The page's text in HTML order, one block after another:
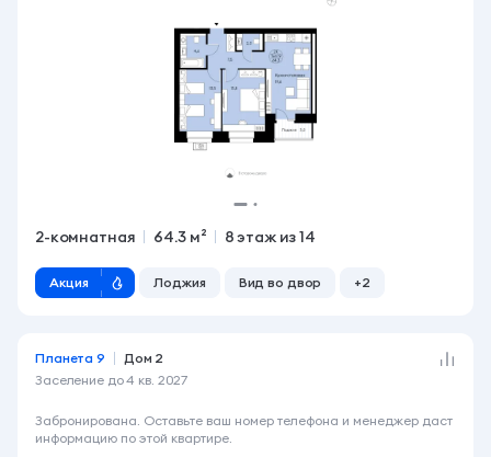
2-комнатная 64.3 м² 8 этаж из 14
Акция Лоджия Вид во двор +2
Планета 9
Дом 2
Заселение до4 кв. 2027
6 990 000 ₽
Забронирована. Оставьте ваш номер телефона и менеджер даст
информацию по этой квартире.